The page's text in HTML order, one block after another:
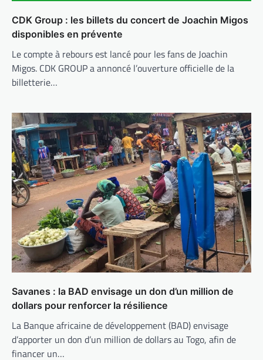
CDK Group : les billets du concert de Joachin Migos
disponibles en prévente
Le compte à rebours est lancé pour les fans de Joachin
Migos. CDK GROUP a annoncé l’ouverture officielle de la
billetterie…
Savanes : la BAD envisage un don d’un million de
dollars pour renforcer la résilience
La Banque africaine de développement (BAD) envisage
d’apporter un don d’un million de dollars au Togo, afin de
financer un…